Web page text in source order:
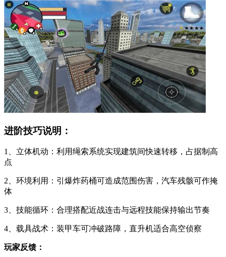
进阶技巧说明：
1、立体机动：利用绳索系统实现建筑间快速转移，占据制高
点
2、环境利用：引爆炸药桶可造成范围伤害，汽车残骸可作掩
体
3、技能循环：合理搭配近战连击与远程技能保持输出节奏
4、载具战术：装甲车可冲破路障，直升机适合高空侦察
玩家反馈：